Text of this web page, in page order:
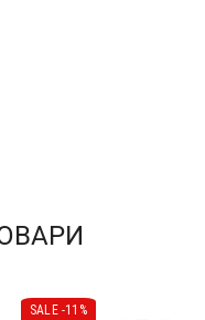
SALE -11%